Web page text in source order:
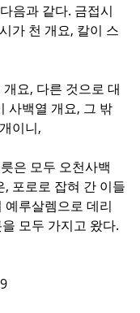
음과 같다. 금접시
가 천 개요, 칼이 스
개요, 다른 것으로 대
사백열 개요, 그 밖
이니,
릇은 모두 오천사백
, 포로로 잡혀 간 이들
예루살렘으로 데리
모두 가지고 왔다.